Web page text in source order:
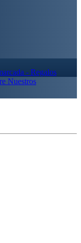
- Regalos
Nuestros